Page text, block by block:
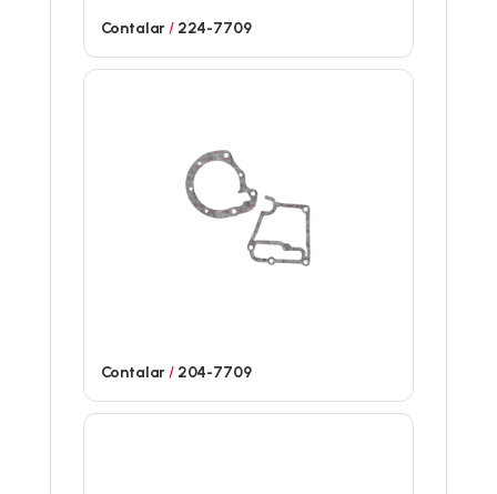
Contalar/224-7709
Contalar/204-7709